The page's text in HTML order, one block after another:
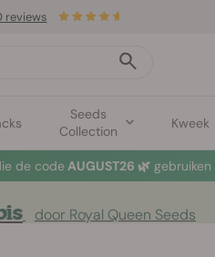
Seeds
Collection
Kweek
reviews
de code AUGUST26 🌿 gebruiken
door Royal Queen Seeds